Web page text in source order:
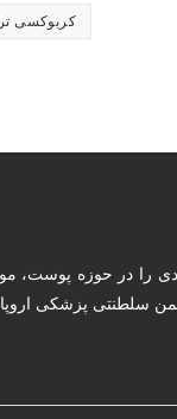
کربوکسی
را در حوزه پوست، مو